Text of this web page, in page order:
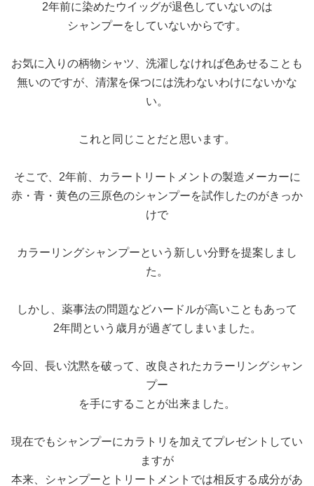
2年前に染めたウイッグが退色していないのは
シャンプーをしていないからです。
お気に入りの柄物シャツ、洗濯しなければ色あせることも
無いのですが、清潔を保つには洗わないわけにないかな
い。
これと同じことだと思います。
そこで、2年前、カラートリートメントの製造メーカーに
赤・青・黄色の三原色のシャンプーを試作したのがきっか
けで
カラーリングシャンプーという新しい分野を提案しまし
た。
しかし、薬事法の問題などハードルが高いこともあって
2年間という歳月が過ぎてしまいました。
今回、長い沈黙を破って、改良されたカラーリングシャン
プー
を手にすることが出来ました。
現在でもシャンプーにカラトリを加えてプレゼントしてい
ますが
本来、シャンプーとトリートメントでは相反する成分があ